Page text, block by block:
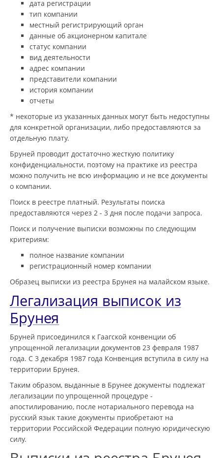
дата регистрации
тип компании
местный регистрирующий орган
данные об акционерном капитале
статус компании
вид деятельности
адрес компании
представители компании
история компании
отчеты
* некоторые из указанных данных могут быть недоступны
для конкретной организации, либо предоставляются за
отдельную плату.
Бруней проводит достаточно жесткую политику
конфиденциальности, поэтому на практике из реестра
можно получить не всю информацию и не все документы
о компании.
Поиск в реестре платный. Результаты поиска
предоставляются через 2 - 3 дня после подачи запроса.
Поиск и получение выписки возможны по следующим
критериям:
полное название компании
регистрационный номер компании
Образец выписки из реестра Брунея на малайском языке.
Легализация выписок из
Брунея
Бруней присоединился к Гаагской конвенции об
упрощенной легализации документов 23 февраля 1987
года. С 3 декабря 1987 года Конвенция вступила в силу на
территории Брунея.
Таким образом, выданные в Брунее документы подлежат
легализации по упрощенной процедуре -
апостилированию, после нотариального перевода на
русский язык такие документы приобретают на
территории Российской Федерации полную юридическую
силу.